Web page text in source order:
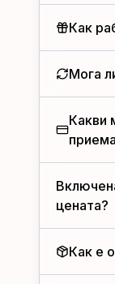
Как
Мога
Какви
цената?
Как е